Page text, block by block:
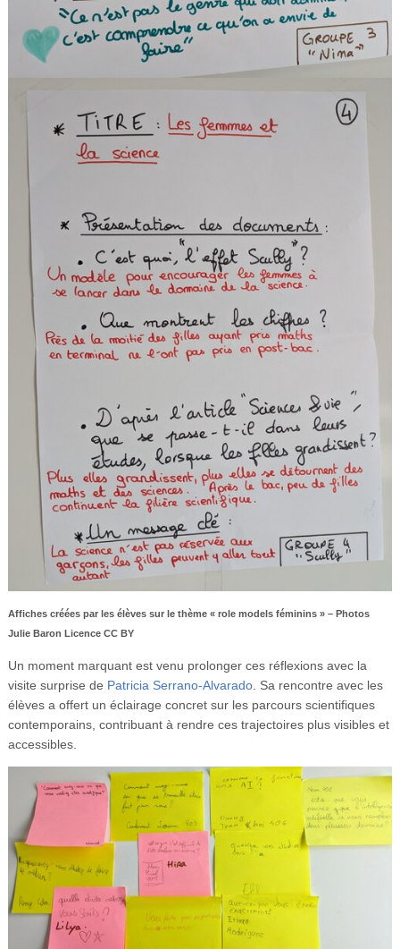
Affiches créées par les élèves sur le thème « role models féminins » – Photos
Julie Baron Licence CC BY
Un moment marquant est venu prolonger ces réflexions avec la
visite surprise de Patricia Serrano-Alvarado. Sa rencontre avec les
élèves a offert un éclairage concret sur les parcours scientifiques
contemporains, contribuant à rendre ces trajectoires plus visibles et
accessibles.